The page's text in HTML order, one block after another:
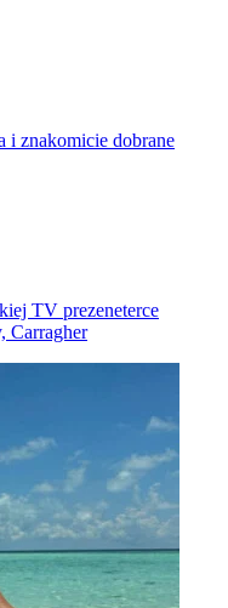
i znakomicie dobrane
TV prezeneterce
Carragher